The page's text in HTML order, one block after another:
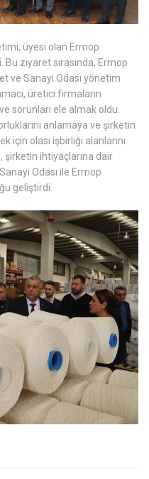
üyesi olan Ermop
ziyaret sırasında, Ermop
ve Sanayi Odası yönetim
üretici firmaların
sorunları ele almak oldu.
anlamaya ve şirketin
için olası işbirliği alanlarını
şirketin ihtiyaçlarına dair
Odası ile Ermop
geliştirdi.